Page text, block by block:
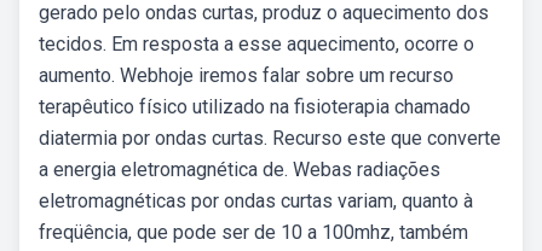
gerado pelo ondas curtas, produz o aquecimento dos
tecidos. Em resposta a esse aquecimento, ocorre o
aumento. Webhoje iremos falar sobre um recurso
terapêutico físico utilizado na fisioterapia chamado
diatermia por ondas curtas. Recurso este que converte
a energia eletromagnética de. Webas radiações
eletromagnéticas por ondas curtas variam, quanto à
freqüência, que pode ser de 10 a 100mhz, também